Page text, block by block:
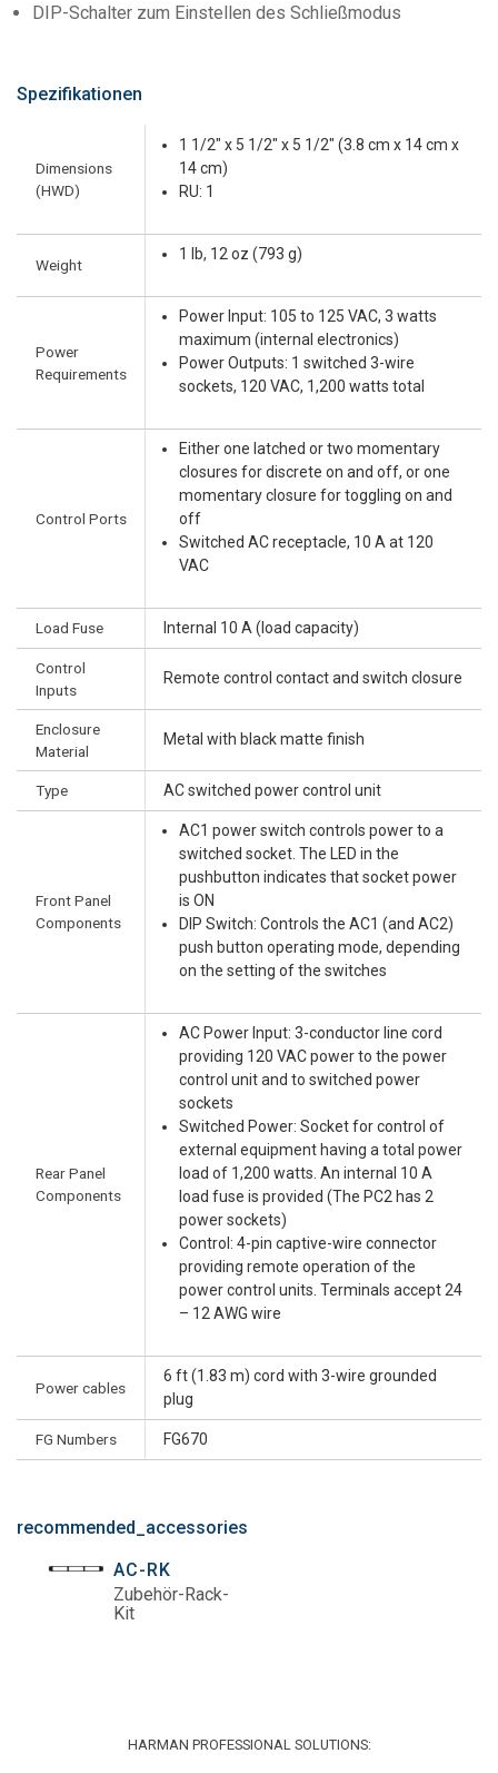
DIP-Schalter zum Einstellen des Schließmodus
Spezifikationen
Dimensions
(HWD)
1 1/2" x 5 1/2" x 5 1/2" (3.8 cm x 14 cm x
14 cm)
RU: 1
Weight
1 lb, 12 oz (793 g)
Power
Requirements
Power Input: 105 to 125 VAC, 3 watts
maximum (internal electronics)
Power Outputs: 1 switched 3-wire
sockets, 120 VAC, 1,200 watts total
Control Ports
Either one latched or two momentary
closures for discrete on and off, or one
momentary closure for toggling on and
off
Switched AC receptacle, 10 A at 120
VAC
Load Fuse Internal 10 A (load capacity)
Control
Inputs
Remote control contact and switch closure
Enclosure
Material
Metal with black matte finish
Type AC switched power control unit
Front Panel
Components
AC1 power switch controls power to a
switched socket. The LED in the
pushbutton indicates that socket power
is ON
DIP Switch: Controls the AC1 (and AC2)
push button operating mode, depending
on the setting of the switches
Rear Panel
Components
AC Power Input: 3-conductor line cord
providing 120 VAC power to the power
control unit and to switched power
sockets
Switched Power: Socket for control of
external equipment having a total power
load of 1,200 watts. An internal 10 A
load fuse is provided (The PC2 has 2
power sockets)
Control: 4-pin captive-wire connector
providing remote operation of the
power control units. Terminals accept 24
– 12 AWG wire
Power cables
6 ft (1.83 m) cord with 3-wire grounded
plug
FG Numbers FG670
recommended_accessories
AC-RK
Zubehör-Rack-
Kit
HARMAN PROFESSIONAL SOLUTIONS: